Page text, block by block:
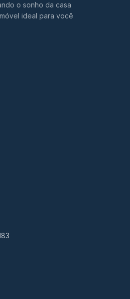
o sonho da casa
ideal para você